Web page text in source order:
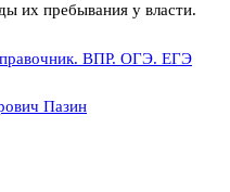
их пребывания у власти.
ВПР. ОГЭ. ЕГЭ
Пазин